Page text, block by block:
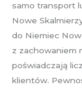
samo transport
Nowe
do Niemiec
z zachowaniem
poświadczają
klientów.